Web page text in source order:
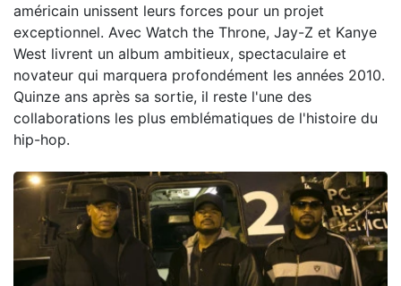
américain unissent leurs forces pour un projet
exceptionnel. Avec Watch the Throne, Jay-Z et Kanye
West livrent un album ambitieux, spectaculaire et
novateur qui marquera profondément les années 2010.
Quinze ans après sa sortie, il reste l'une des
collaborations les plus emblématiques de l'histoire du
hip-hop.